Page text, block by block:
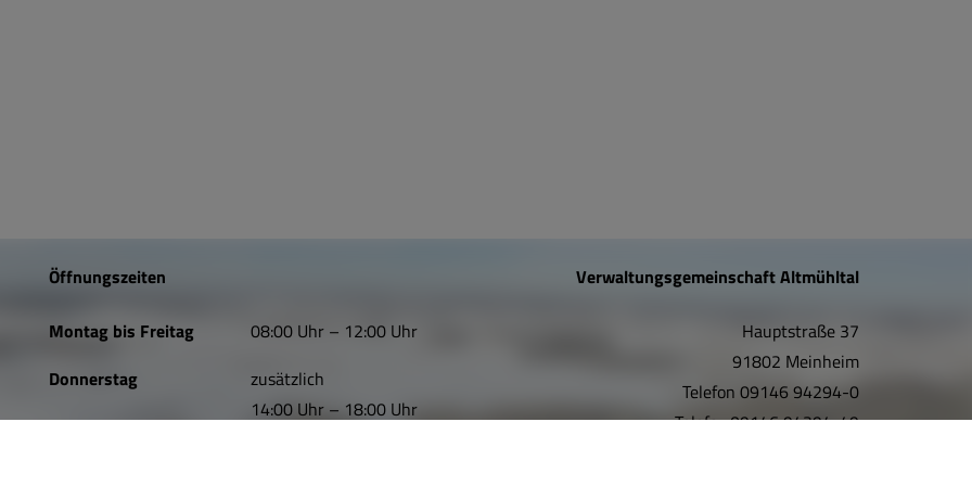
Öffnungszeiten
Montag bis Freitag
08:00 Uhr – 12:00 Uhr
Donnerstag
zusätzlich
14:00 Uhr – 18:00 Uhr
Verwaltungsgemeinschaft Altmühltal
Hauptstraße 37
91802 Meinheim
Telefon 09146 94294-0
Telefax09146 94294-49